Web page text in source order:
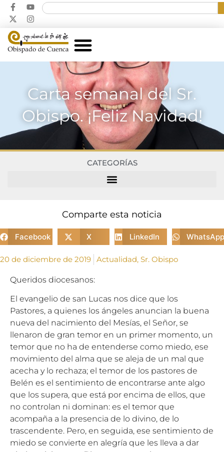
Carta semanal del Sr.
Obispo. ¡Feliz Navidad!
CATEGORÍAS
Comparte esta noticia
Facebook X LinkedIn WhatsApp
20 de diciembre de 2019 Actualidad, Sr. Obispo
Queridos diocesanos:
El evangelio de san Lucas nos dice que los
Pastores, a quienes los ángeles anuncian la buena
nueva del nacimiento del Mesías, el Señor, se
llenaron de gran temor en un primer momento, un
temor que no ha de entenderse como miedo, ese
movimiento del alma que se aleja de un mal que
acecha y lo rechaza; el temor de los pastores de
Belén es el sentimiento de encontrarse ante algo
que los supera, que está por encima de ellos, que
no controlan ni dominan: es el temor que
acompaña a la presencia de lo divino, de lo
trascendente. Pero, en seguida, ese sentimiento de
miedo se convierte en alegría que les lleva a dar